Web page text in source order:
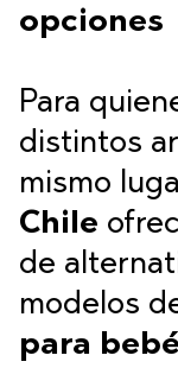
opciones
Para
distintos
mismo
Chile
de
modelos
para